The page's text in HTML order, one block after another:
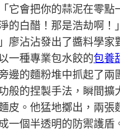
它會把你的蒜泥在零點
的白醋！那是浩劫啊！
廖沾沾發出了醬料學家
一種專業包水餃的包養
邊的麵粉堆中抓起了兩
般的捏製手法，瞬間擴
皮。他猛地擲出，兩張
一個半透明的防禦護盾